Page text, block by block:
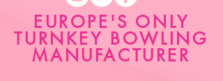
EUROPE'S ONLY
TURNKEY BOWLING
MANUFACTURER